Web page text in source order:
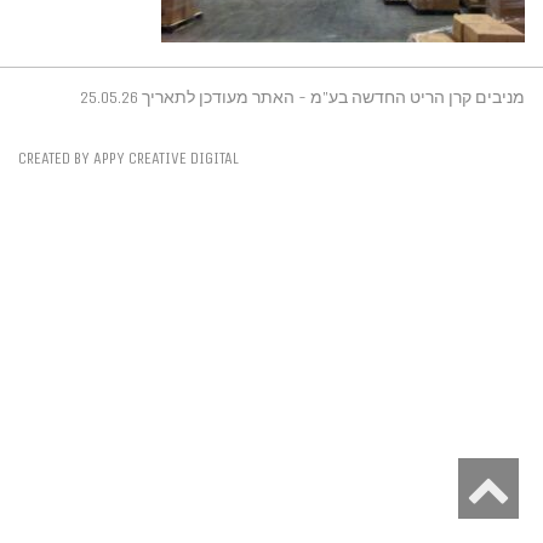
מניבים קרן הריט החדשה בע"מ - האתר מעודכן לתאריך 25.05.26
CREATED BY APPY CREATIVE DIGITAL
לראש